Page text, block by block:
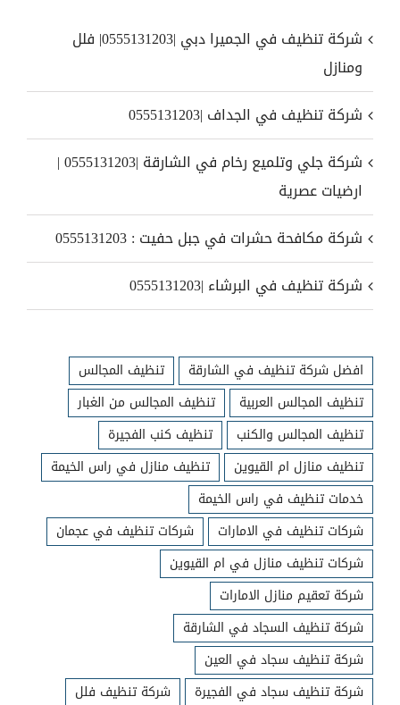
شركة تنظيف في الجميرا دبي |0555131203| فلل
ومنازل
شركة تنظيف في الجداف |0555131203
شركة جلي وتلميع رخام في الشارقة |0555131203 |
ارضيات عصرية
شركة مكافحة حشرات في جبل حفيت : 0555131203
شركة تنظيف في البرشاء |0555131203
افضل شركة تنظيف في الشارقة
تنظيف المجالس
تنظيف المجالس العربية
تنظيف المجالس من الغبار
تنظيف المجالس والكنب
تنظيف كنب الفجيرة
تنظيف منازل ام القيوين
تنظيف منازل في راس الخيمة
خدمات تنظيف في راس الخيمة
شركات تنظيف في الامارات
شركات تنظيف في عجمان
شركات تنظيف منازل في ام القيوين
شركة تعقيم منازل الامارات
شركة تنظيف السجاد في الشارقة
شركة تنظيف سجاد في العين
شركة تنظيف سجاد في الفجيرة
شركة تنظيف فلل